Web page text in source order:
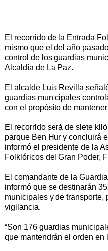
El recorrido de la Entrada
mismo que el del año
control de los guardias
Alcaldía de La Paz.
El alcalde Luis Revilla
guardias municipales
con el propósito de
El recorrido será de siete
parque Ben Hur y concluirá
informó el presidente de la
Folklóricos del Gran Poder,
El comandante de la
informó que se destinarán
municipales y de transporte,
vigilancia.
“Son 176 guardias
que mantendrán el orden en